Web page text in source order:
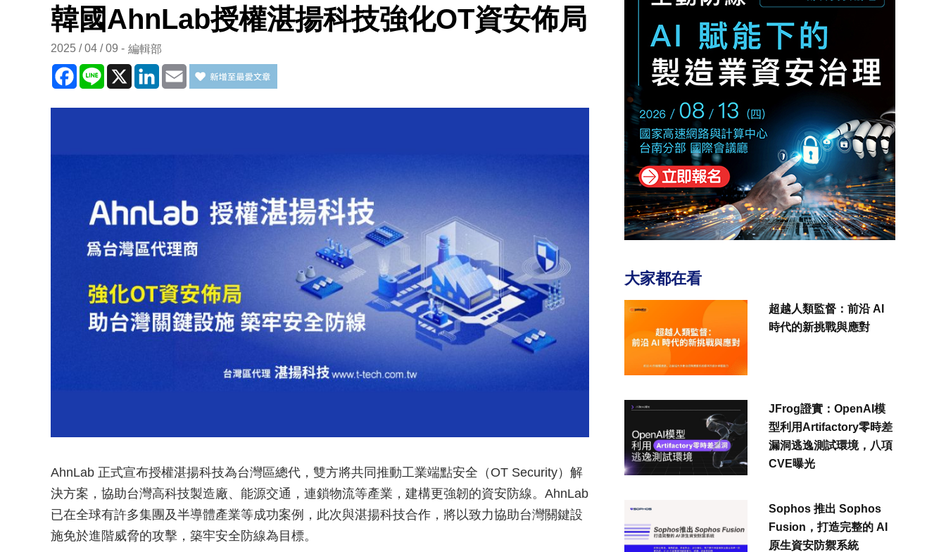
韓國AhnLab授權湛揚科技強化OT資安佈局
2025 / 04 / 09 編輯部
Facebook
Line X LinkedInEmail
AhnLab 正式宣布授權湛揚科技為台灣區總代，雙方將共同推動工業端點安全（OT Security）解
決方案，協助台灣高科技製造廠、能源交通，連鎖物流等產業，建構更強韌的資安防線。AhnLab
已在全球有許多集團及半導體產業等成功案例，此次與湛揚科技合作，將以致力協助台灣關鍵設
施免於進階威脅的攻擊，築牢安全防線為目標。
大家都在看
超越人類監督：前沿 AI
時代的新挑戰與應對
JFrog證實：OpenAI模
型利用Artifactory零時差
漏洞逃逸測試環境，八項
CVE曝光
Sophos 推出 Sophos
Fusion，打造完整的 AI
原生資安防禦系統